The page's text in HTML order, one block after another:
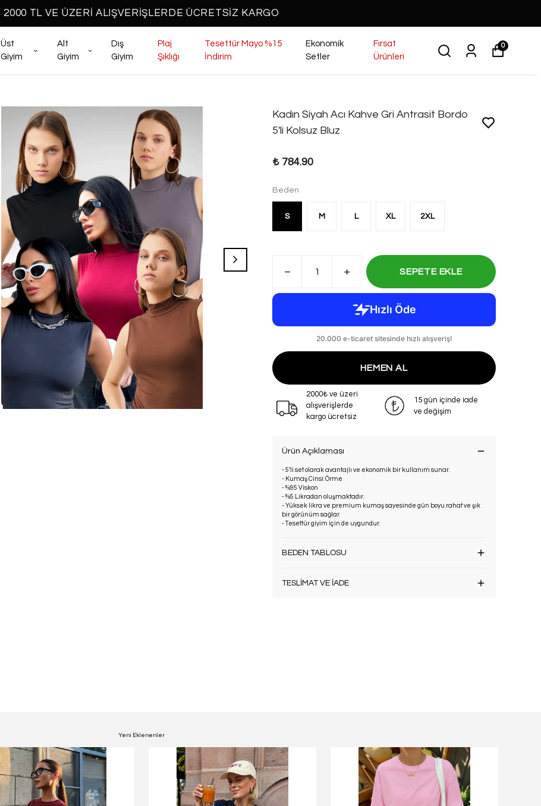
2000 TL VE ÜZERİ ALIŞVERİŞLERDE ÜCRETSİZ KARGO
Üst
Giyim
Alt
Giyim
Dış
Giyim
Plaj
Şıklığı
Tesettür Mayo %15
İndirim
Ekonomik
Setler
Fırsat
Ürünleri
0
Kadın Siyah Acı Kahve Gri Antrasit Bordo
5'li Kolsuz Bluz
₺ 784.90
Beden
S M L XL 2XL
SEPETE EKLE
HEMEN AL
2000₺ ve üzeri
alışverişlerde
kargo ücretsiz
15 gün içinde iade
ve değişim
Ürün Açıklaması
- 5’li set olarak avantajlı ve ekonomik bir kullanım sunar.
- Kumaş Cinsi: Örme
- %95 Viskon
- %5 Likradan oluşmaktadır.
- Yüksek likra ve premium kumaş sayesinde gün boyu rahat ve şık
bir görünüm sağlar.
- Tesettür giyim için de uygundur.
BEDEN TABLOSU
TESLİMAT VE İADE
Yeni Eklenenler